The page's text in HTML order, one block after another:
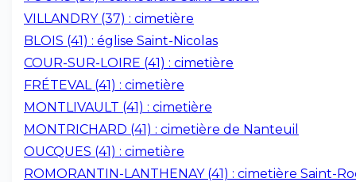
VILLANDRY (37) : cimetière
BLOIS (41) : église Saint-Nicolas
COUR-SUR-LOIRE (41) : cimetière
FRÉTEVAL (41) : cimetière
MONTLIVAULT (41) : cimetière
MONTRICHARD (41) : cimetière de Nanteuil
OUCQUES (41) : cimetière
ROMORANTIN-LANTHENAY (41) : cimetière Saint-